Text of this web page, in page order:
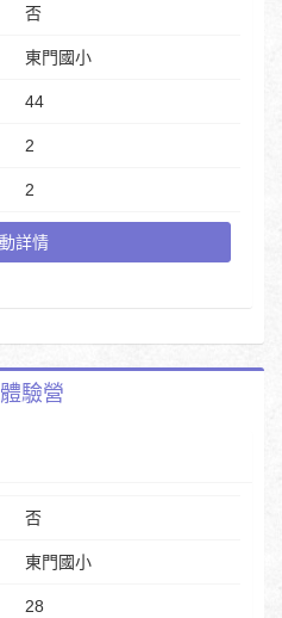
否
東門國小
44
2
2
詳情
驗營
否
東門國小
28